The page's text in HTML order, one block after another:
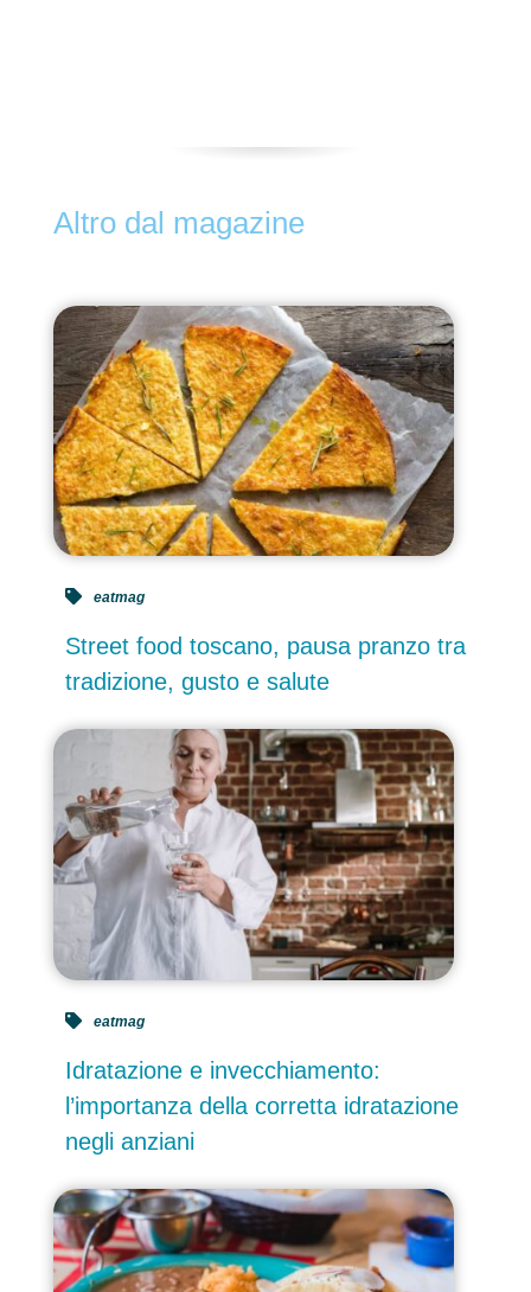
Altro dal magazine
Street food toscano, pausa pranzo tra
tradizione, gusto e salute
eatmag
Idratazione e invecchiamento:
l’importanza della corretta idratazione
negli anziani
eatmag